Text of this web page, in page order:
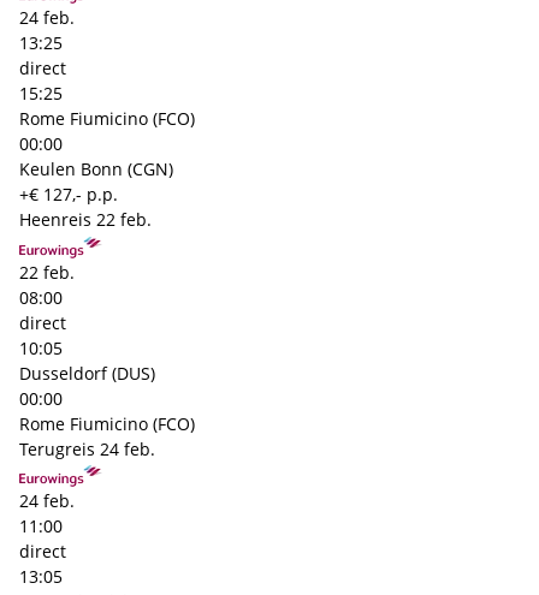
24 feb.
13:25
direct
15:25
Rome Fiumicino (FCO)
00:00
Keulen Bonn (CGN)
+€ 127,- p.p.
Heenreis 22 feb.
22 feb.
08:00
direct
10:05
Dusseldorf (DUS)
00:00
Rome Fiumicino (FCO)
Terugreis 24 feb.
24 feb.
11:00
direct
13:05